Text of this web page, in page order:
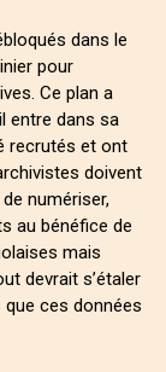
dans le
pour
Ce plan a
entre dans sa
recrutés et ont
doivent
numériser,
au bénéfice de
mais
devrait s’étaler
que ces données